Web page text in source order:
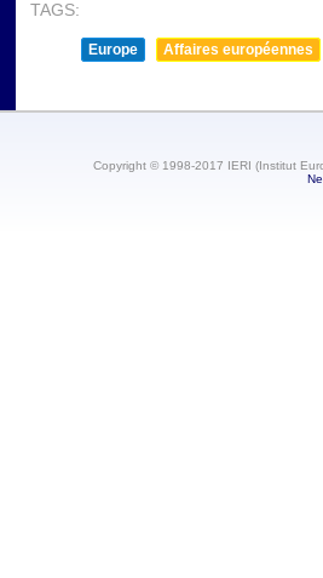
TAGS:
Europe Affaires européennes
Copyright © 1998-2017 IERI (Institut